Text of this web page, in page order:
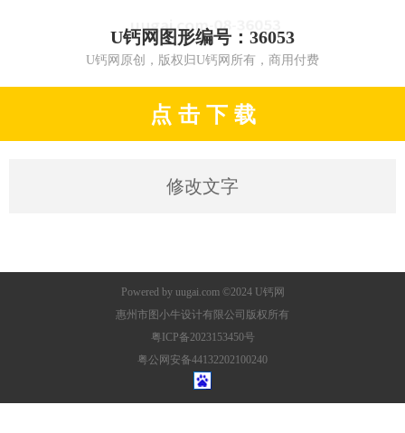
U钙网图形编号：36053
U钙网原创，版权归U钙网所有，商用付费
点 击 下 载
修改文字
Powered by uugai.com©2024 U钙网
惠州市图小牛设计有限公司版权所有
粤ICP备2023153450号
粤公网安备44132202100240